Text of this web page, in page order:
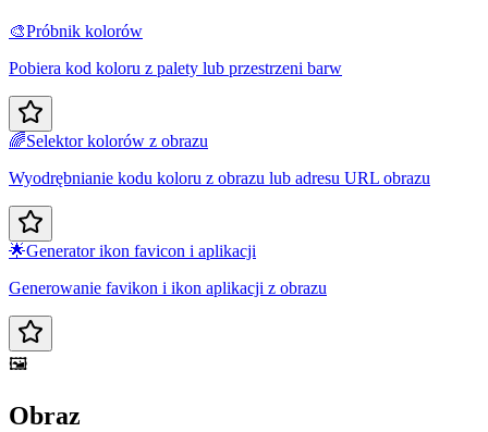
🎨Próbnik kolorów
Pobiera kod koloru z palety lub przestrzeni barw
🌈Selektor kolorów z obrazu
Wyodrębnianie kodu koloru z obrazu lub adresu URL obrazu
🌟Generator ikon favicon i aplikacji
Generowanie favikon i ikon aplikacji z obrazu
🖼️
Obraz